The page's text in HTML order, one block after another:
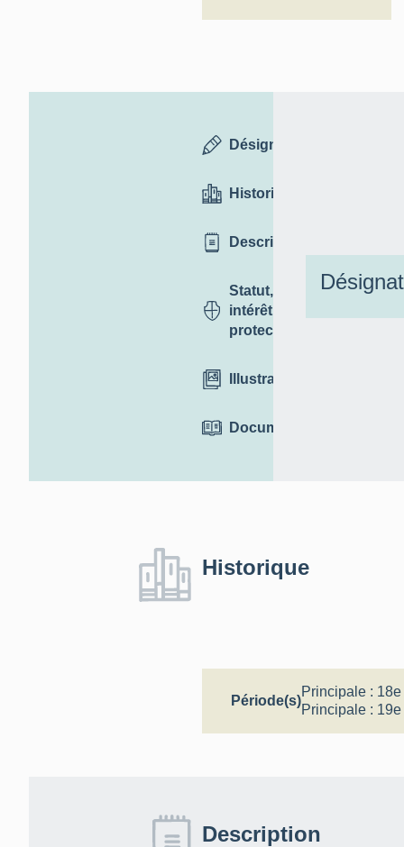
Désignation
Historique
Description
Statut,
intérêt et
protection
Illustrations
Documentation
Historique
Période(s)
Principale :
Principale :
Description